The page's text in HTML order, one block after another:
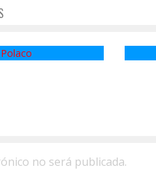
no será publicada.